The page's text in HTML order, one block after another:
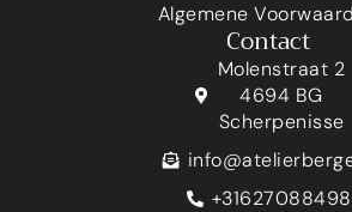
Algemene
Contact
Molenstraat 2
4694 BG
Scherpenisse
+31627088498